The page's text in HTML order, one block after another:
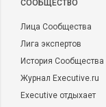
решаемой
Вызывать
CООБЩЕСТВО
Лица Сообщества
Лига экспертов
История Сообщества
Журнал Executive.ru
Executive отдыхает